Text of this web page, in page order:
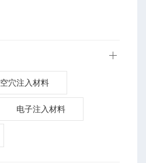
空穴注入材料
电子注入材料